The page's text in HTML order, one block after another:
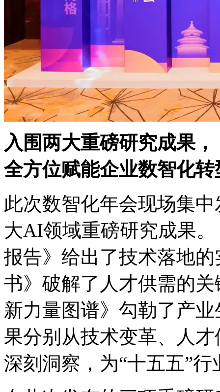
入围两大重磅研究成果，
全方位赋能企业数智化转
此次数智化年会现场集
大AI领域重磅研究成果
报告》给出了技术落地的
书》破解了人才供需的关
新力量图谱》勾勒了产
果分别从技术变革、人
深刻洞察，为“十五五